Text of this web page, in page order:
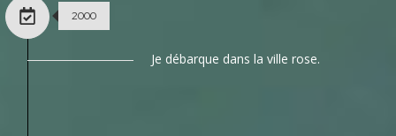
Je débarque dans la ville rose.
2000